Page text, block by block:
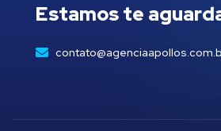
Estamos te